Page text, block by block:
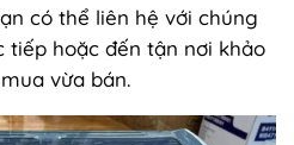
có thể liên hệ với chúng
hoặc đến tận nơi khảo
vừa bán.